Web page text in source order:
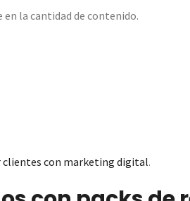
en la cantidad de contenido.
clientes con marketing digital.